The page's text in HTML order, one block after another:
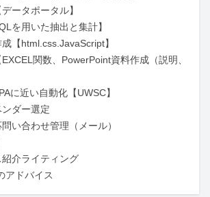
ータポータル】
を用いた抽出と集計】
【html.css.JavaScript】
関数、PowerPoint資料作成（説明、
に近い自動化【UWSC】
ンダー選定
い合わせ管理（メール）
紹介ライティング
アドバイス